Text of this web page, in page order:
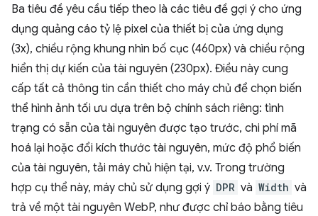
Ba tiêu đề yêu cầu tiếp theo là các tiêu đề gợi ý cho ứng
dụng quảng cáo tỷ lệ pixel của thiết bị của ứng dụng
(3x), chiều rộng khung nhìn bố cục (460px) và chiều rộng
hiển thị dự kiến của tài nguyên (230px). Điều này cung
cấp tất cả thông tin cần thiết cho máy chủ để chọn biến
thể hình ảnh tối ưu dựa trên bộ chính sách riêng: tình
trạng có sẵn của tài nguyên được tạo trước, chi phí mã
hoá lại hoặc đổi kích thước tài nguyên, mức độ phổ biến
của tài nguyên, tải máy chủ hiện tại, v.v. Trong trường
hợp cụ thể này, máy chủ sử dụng gợi ý DPR và Width và
trả về một tài nguyên WebP, như được chỉ báo bằng tiêu